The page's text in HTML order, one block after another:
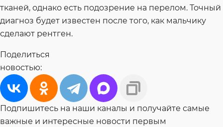
тканей, однако есть подозрение на перелом. Точный
диагноз будет известен после того, как мальчику
сделают рентген.
Поделиться
новостью:
Подпишитесь на наши каналы и получайте самые
важные и интересные новости первым